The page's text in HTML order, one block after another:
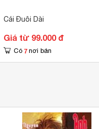
Cái Đuôi Dài
Giá từ 99.000 đ
Có 7 nơi bán